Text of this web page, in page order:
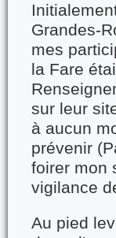
Grandes-
mes
la Fare
sur leur
à aucun
prévenir
foirer mon
vigilance
Au pied